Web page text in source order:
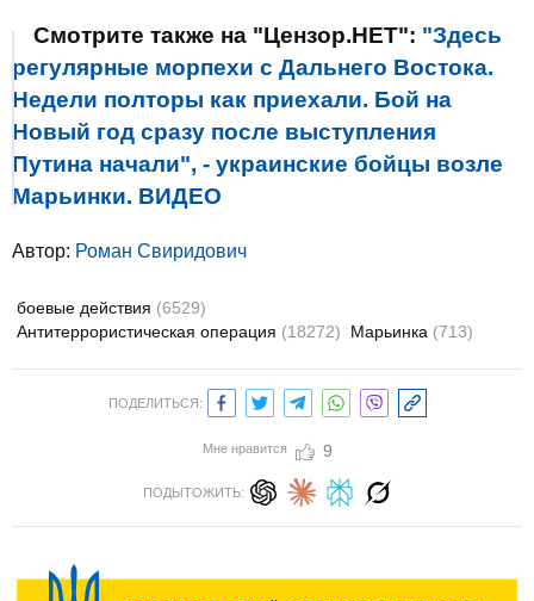
Смотрите также на "Цензор.НЕТ": "Здесь
регулярные морпехи с Дальнего Востока.
Недели полторы как приехали. Бой на
Новый год сразу после выступления
Путина начали", - украинские бойцы возле
Марьинки. ВИДЕО
Автор: Роман Свиридович
боевые действия (6529)
Антитеррористическая операция (18272) Марьинка (713)
ПОДЕЛИТЬСЯ:
Мне нравится 9
ПОДЫТОЖИТЬ: